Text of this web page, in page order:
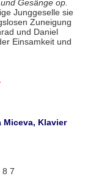
Gesänge op.
Junggeselle sie
Zuneigung
und Daniel
Einsamkeit und
Miceva, Klavier
8 7